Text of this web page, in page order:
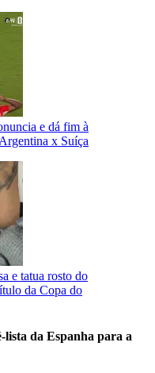
e dá fim à
x Suíça
e tatua rosto do
da Copa do
da Espanha para a